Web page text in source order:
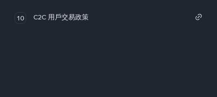
10 C2C 用戶交易政策